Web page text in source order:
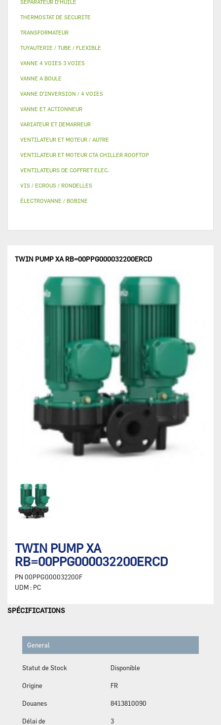
SÉPARATEUR D'HUILE
THERMOSTAT DE SECURITE
TRANSFORMATEUR
TUYAUTERIE / TUBE / FLEXIBLE
VANNE 4 VOIES 3 VOIES
VANNE A BOULE
VANNE D’INVERSION / 4 VOIES
VANNE ET ACTIONNEUR
VARIATEUR ET DEMARREUR
VENTILATEUR ET MOTEUR / AUTRE
VENTILATEUR ET MOTEUR CTA CHILLER ROOFTOP
VENTILATEURS DE COFFRET ELEC.
VIS / ECROUS / RONDELLES
ÉLECTROVANNE / BOBINE
TWIN PUMP XA RB=00PPG000032200ERCD
TWIN PUMP XA
RB=00PPG000032200ERCD
PN 00PPG000032200F
UDM : PC
SPÉCIFICATIONS
General
Statut de Stock Disponible
Origine FR
Douanes 8413810090
Délai de
3